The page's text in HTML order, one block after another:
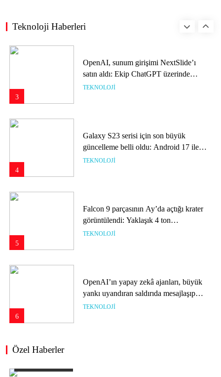
Teknoloji Haberleri
2
3
OpenAI, sunum girişimi NextSlide’ı
satın aldı: Ekip ChatGPT üzerinde
çalışıyor
TEKNOLOJI
4
Galaxy S23 serisi için son büyük
güncelleme belli oldu: Android 17 ile
tamamlanacak
TEKNOLOJI
5
Falcon 9 parçasının Ay’da açtığı krater
görüntülendi: Yaklaşık 4 ton
ağırlığındaydı
TEKNOLOJI
6
OpenAI’ın yapay zekâ ajanları, büyük
yankı uyandıran saldırıda mesajlaşıp
görev paylaşmış!
TEKNOLOJI
Özel Haberler